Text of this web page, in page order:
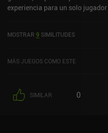
experiencia para un solo
Play y de 4,5 sobre 5,0 en la App
MOSTRAR 9 SIMILITUDES
MÁS JUEGOS COMO ESTE
SIMILAR 0